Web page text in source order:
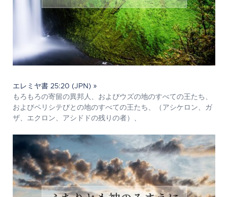
エレミヤ書 25:20 (JPN) »
もろもろの寄留の異邦人、およびウズの地のすべての王たち、
およびペリシテびとの地のすべての王たち、（アシケロン、ガ
ザ、エクロン、アシドドの残りの者）、